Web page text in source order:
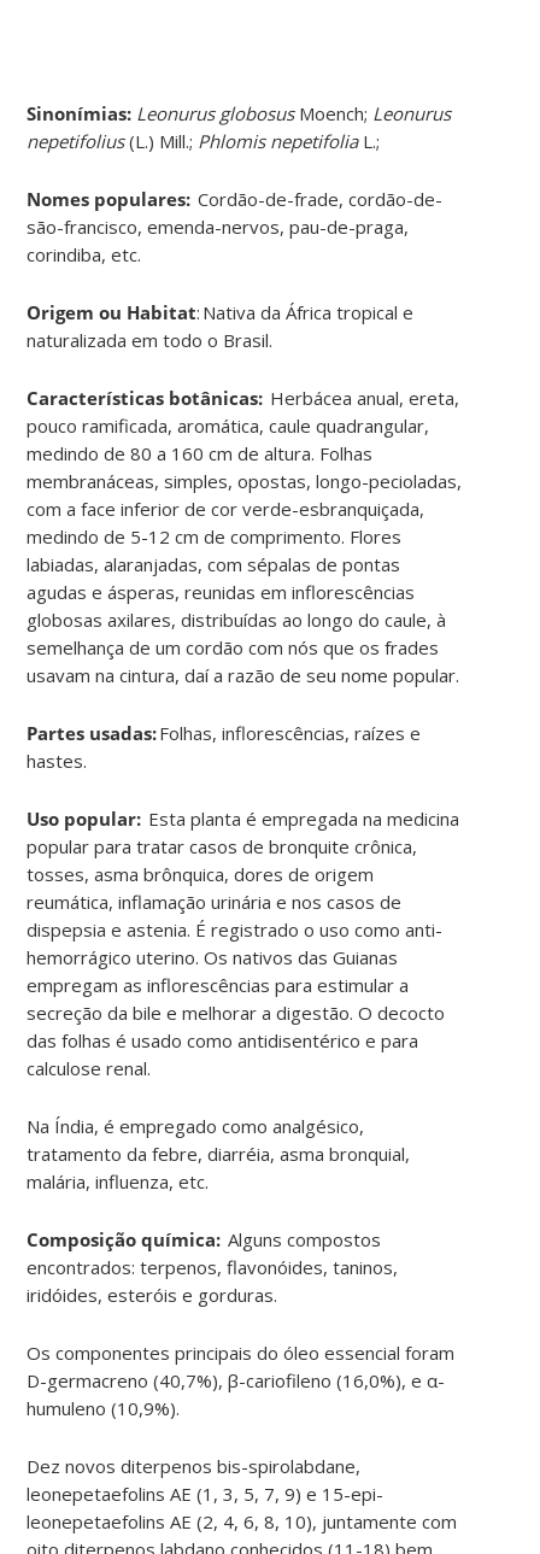
Sinonímias: Leonurus globosusMoench; Leonurus
nepetifolius(L.) Mill.; Phlomis nepetifoliaL.;
Nomes populares: Cordão-de-frade, cordão-de-
são-francisco, emenda-nervos, pau-de-praga,
corindiba, etc.
Origem ou Habitat: Nativa da África tropical e
naturalizada em todo o Brasil.
Características botânicas: Herbácea anual, ereta,
pouco ramificada, aromática, caule quadrangular,
medindo de 80 a 160 cm de altura. Folhas
membranáceas, simples, opostas, longo-pecioladas,
com a face inferior de cor verde-esbranquiçada,
medindo de 5-12 cm de comprimento. Flores
labiadas, alaranjadas, com sépalas de pontas
agudas e ásperas, reunidas em inflorescências
globosas axilares, distribuídas ao longo do caule, à
semelhança de um cordão com nós que os frades
usavam na cintura, daí a razão de seu nome popular.
Partes usadas:Folhas, inflorescências, raízes e
hastes.
Uso popular: Esta planta é empregada na medicina
popular para tratar casos de bronquite crônica,
tosses, asma brônquica, dores de origem
reumática, inflamação urinária e nos casos de
dispepsia e astenia. É registrado o uso como anti-
hemorrágico uterino. Os nativos das Guianas
empregam as inflorescências para estimular a
secreção da bile e melhorar a digestão. O decocto
das folhas é usado como antidisentérico e para
calculose renal.
Na Índia, é empregado como analgésico,
tratamento da febre, diarréia, asma bronquial,
malária, influenza, etc.
Composição química: Alguns compostos
encontrados: terpenos, flavonóides, taninos,
iridóides, esteróis e gorduras.
Os componentes principais do óleo essencial foram
D-germacreno (40,7%), β-cariofileno (16,0%), e α-
humuleno (10,9%).
Dez novos diterpenos bis-spirolabdane,
leonepetaefolins AE (1, 3, 5, 7, 9) e 15-epi-
leonepetaefolins AE (2, 4, 6, 8, 10), juntamente com
oito diterpenos labdano conhecidos (11-18) bem